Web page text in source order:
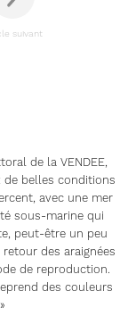
suivant
de la VENDEE,
de belles conditions
avec une mer
sous-marine qui
peut-être un peu
des araignées
de reproduction.
des couleurs